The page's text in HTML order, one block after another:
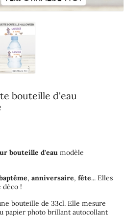
bouteille d'eau
bouteille d'eau modèle
, anniversaire, fête... Elles
déco !
bouteille de 33cl. Elle mesure
papier photo brillant autocollant